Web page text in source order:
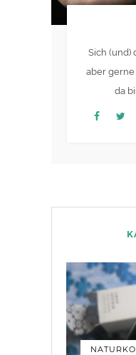
Sich (und)
aber gerne
da